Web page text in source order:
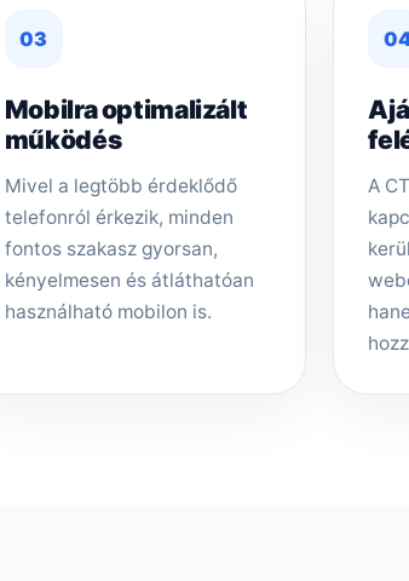
03
Mobilra optimalizált
működés
Mivel a legtöbb érdeklődő
telefonról érkezik, minden
fontos szakasz gyorsan,
kényelmesen és átláthatóan
használható mobilon is.
A